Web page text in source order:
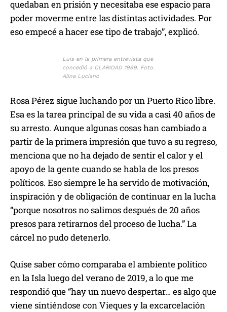
quedaban en prisión y necesitaba ese espacio para
poder moverme entre las distintas actividades. Por
eso empecé a hacer ese tipo de trabajo”, explicó.
Luis en la primera entrevista que
concedió a CLARIDAD 1999. Foto.
Alina Luciano
Rosa Pérez sigue luchando por un Puerto Rico libre.
Esa es la tarea principal de su vida a casi 40 años de
su arresto. Aunque algunas cosas han cambiado a
partir de la primera impresión que tuvo a su regreso,
menciona que no ha dejado de sentir el calor y el
apoyo de la gente cuando se habla de los presos
políticos. Eso siempre le ha servido de motivación,
inspiración y de obligación de continuar en la lucha
“porque nosotros no salimos después de 20 años
presos para retirarnos del proceso de lucha.” La
cárcel no pudo detenerlo.
Quise saber cómo comparaba el ambiente político
en la Isla luego del verano de 2019, a lo que me
respondió que “hay un nuevo despertar… es algo que
viene sintiéndose con Vieques y la excarcelación